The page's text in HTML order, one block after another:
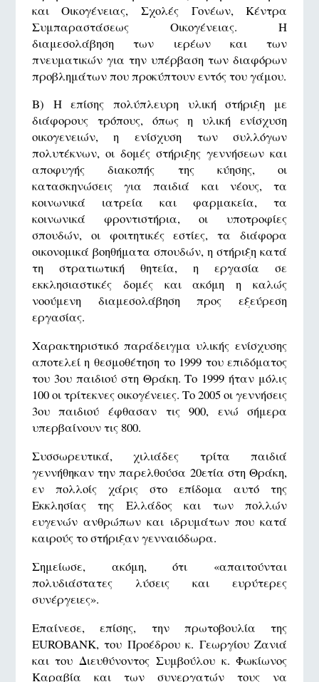
και Οικογένειας, Σχολές Γονέων, Κέντρα
Συμπαραστάσεως Οικογένειας. Η
διαμεσολάβηση των ιερέων και των
πνευματικών για την υπέρβαση των διαφόρων
προβλημάτων που προκύπτουν εντός του γάμου.
Β) Η επίσης πολύπλευρη υλική στήριξη με
διάφορους τρόπους, όπως η υλική ενίσχυση
οικογενειών, η ενίσχυση των συλλόγων
πολυτέκνων, οι δομές στήριξης γεννήσεων και
αποφυγής διακοπής της κύησης, οι
κατασκηνώσεις για παιδιά και νέους, τα
κοινωνικά ιατρεία και φαρμακεία, τα
κοινωνικά φροντιστήρια, οι υποτροφίες
σπουδών, οι φοιτητικές εστίες, τα διάφορα
οικονομικά βοηθήματα σπουδών, η στήριξη κατά
τη στρατιωτική θητεία, η εργασία σε
εκκλησιαστικές δομές και ακόμη η καλώς
νοούμενη διαμεσολάβηση προς εξεύρεση
εργασίας.
Χαρακτηριστικό παράδειγμα υλικής ενίσχυσης
αποτελεί η θεσμοθέτηση το 1999 του επιδόματος
του 3ου παιδιού στη Θράκη. Το 1999 ήταν μόλις
100 οι τρίτεκνες οικογένειες. Το 2005 οι γεννήσεις
3ου παιδιού έφθασαν τις 900, ενώ σήμερα
υπερβαίνουν τις 800.
Συσσωρευτικά, χιλιάδες τρίτα παιδιά
γεννήθηκαν την παρελθούσα 20ετία στη Θράκη,
εν πολλοίς χάρις στο επίδομα αυτό της
Εκκλησίας της Ελλάδος και των πολλών
ευγενών ανθρώπων και ιδρυμάτων που κατά
καιρούς το στήριξαν γενναιόδωρα.
Σημείωσε, ακόμη, ότι «απαιτούνται
πολυδιάστατες λύσεις και ευρύτερες
συνέργειες».
Επαίνεσε, επίσης, την πρωτοβουλία της
ΕUROBANK, του Προέδρου κ. Γεωργίου Ζανιά
και του Διευθύνοντος Συμβούλου κ. Φωκίωνος
Καραβία και των συνεργατών τους να